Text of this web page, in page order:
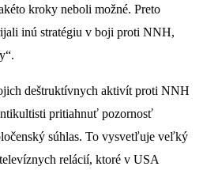
kroky neboli možné. Preto
inú stratégiu v boji proti NNH,
deštruktívnych aktivít proti NNH
pritiahnuť pozornosť
súhlas. To vysvetľuje veľký
relácií, ktoré v USA